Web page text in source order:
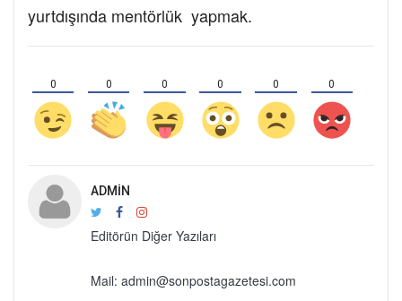
yurtdışında mentörlük yapmak.
0 0 0 0 0 0
ADMIN
Editörün Diğer Yazıları
Mail: admin@sonpostagazetesi.com